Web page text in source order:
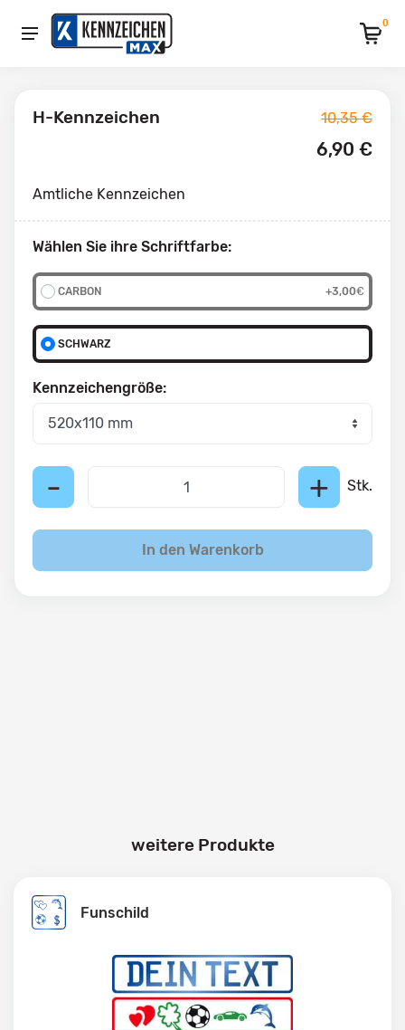
0
H-Kennzeichen 10,35 €
6,90 €
Amtliche Kennzeichen
Wählen Sie ihre Schriftfarbe:
CARBON +3,00€
SCHWARZ
Kennzeichengröße:
- + Stk.
In den Warenkorb
weitere Produkte
Funschild